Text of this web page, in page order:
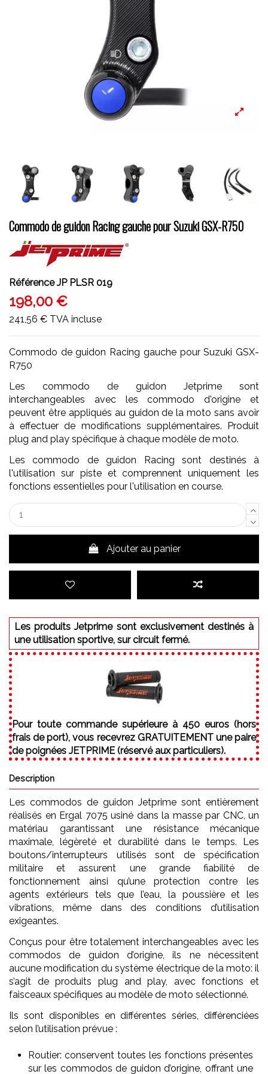
Commodo de guidon Racing gauche pour Suzuki GSX-R750
Référence JP PLSR 019
198,00 €
241,56 € TVA incluse
Commodo de guidon Racing gauche pour Suzuki GSX-
R750
Les commodo de guidon Jetprime sont
interchangeables avec les commodo d'origine et
peuvent être appliqués au guidon de la moto sans avoir
à effectuer de modifications supplémentaires. Produit
plug and play spécifique à chaque modèle de moto.
Les commodo de guidon Racing sont destinés à
l'utilisation sur piste et comprennent uniquement les
fonctions essentielles pour l'utilisation en course.
Ajouter au panier
Les produits Jetprime sont exclusivement destinés à
une utilisation sportive, sur circuit fermé.
Pour toute commande supérieure à 450 euros (hors
frais de port), vous recevrez GRATUITEMENT une paire
de poignées JETPRIME (réservé aux particuliers).
Description
Les commodos de guidon Jetprime sont entièrement
réalisés en Ergal 7075 usiné dans la masse par CNC, un
matériau garantissant une résistance mécanique
maximale, légèreté et durabilité dans le temps. Les
boutons/interrupteurs utilisés sont de spécification
militaire et assurent une grande fiabilité de
fonctionnement ainsi qu’une protection contre les
agents extérieurs tels que l’eau, la poussière et les
vibrations, même dans des conditions d’utilisation
exigeantes.
Conçus pour être totalement interchangeables avec les
commodos de guidon d’origine, ils ne nécessitent
aucune modification du système électrique de la moto: il
s’agit de produits plug and play, avec fonctions et
faisceaux spécifiques au modèle de moto sélectionné.
Ils sont disponibles en différentes séries, différenciées
selon l’utilisation prévue :
Routier: conservent toutes les fonctions présentes
sur les commodos de guidon d’origine, offrant une